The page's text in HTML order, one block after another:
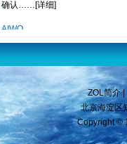
AIWO
在用DTX100，低音表现十足
声场开阔高音延展较佳……[详细]
黑桃红中
在用DT860，非常不错的入门
级耳机，高频表现力不错，低频也
不俗。……
[详细]
斌仔
ZOL简介|
北京海淀区
Copyright ©